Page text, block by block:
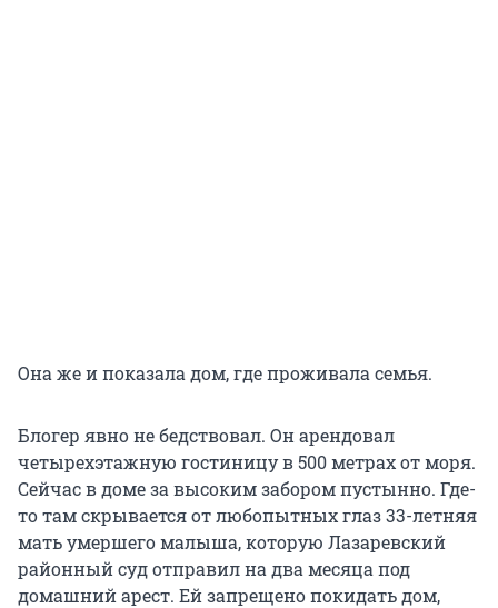
Она же и показала дом, где проживала семья.
Блогер явно не бедствовал. Он арендовал
четырехэтажную гостиницу в 500 метрах от моря.
Сейчас в доме за высоким забором пустынно. Где-
то там скрывается от любопытных глаз 33-летняя
мать умершего малыша, которую Лазаревский
районный суд отправил на два месяца под
домашний арест. Ей запрещено покидать дом,